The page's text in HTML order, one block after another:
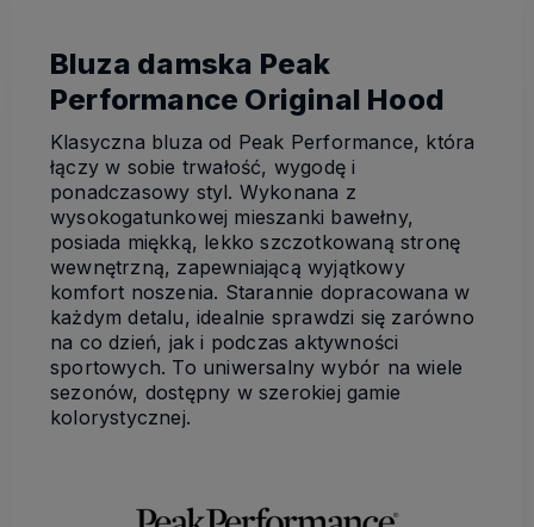
Bluza damska Peak
Performance Original Hood
Klasyczna bluza od Peak Performance, która
łączy w sobie trwałość, wygodę i
ponadczasowy styl. Wykonana z
wysokogatunkowej mieszanki bawełny,
posiada miękką, lekko szczotkowaną stronę
wewnętrzną, zapewniającą wyjątkowy
komfort noszenia. Starannie dopracowana w
każdym detalu, idealnie sprawdzi się zarówno
na co dzień, jak i podczas aktywności
sportowych. To uniwersalny wybór na wiele
sezonów, dostępny w szerokiej gamie
kolorystycznej.